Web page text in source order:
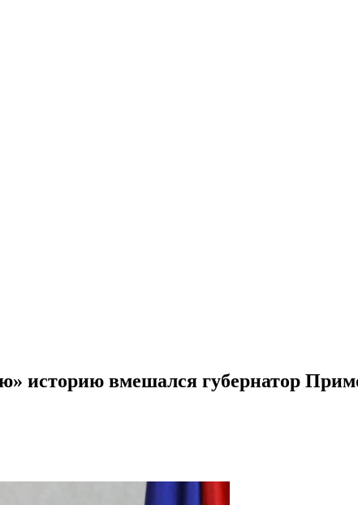
историю вмешался губернатор